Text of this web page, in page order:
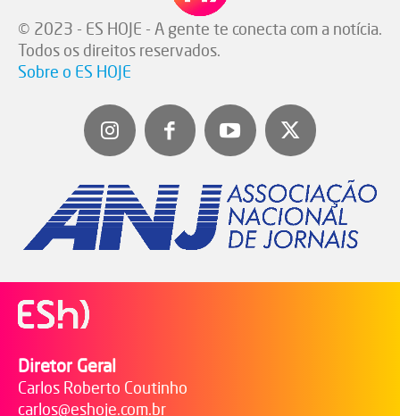
© 2023 - ES HOJE - A gente te conecta com a notícia.
Todos os direitos reservados.
Sobre o ES HOJE
Diretor Geral
Carlos Roberto Coutinho
carlos@eshoje.com.br